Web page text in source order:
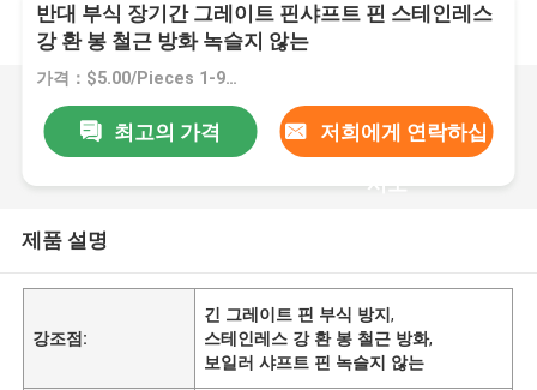
반대 부식 장기간 그레이트 핀샤프트 핀 스테인레스
강 환 봉 철근 방화 녹슬지 않는
가격：$5.00/Pieces 1-9999 Pieces
최고의 가격 저희에게 연락하십
시오
제품 설명
강조점:
긴 그레이트 핀 부식 방지,
스테인레스 강 환 봉 철근 방화,
보일러 샤프트 핀 녹슬지 않는